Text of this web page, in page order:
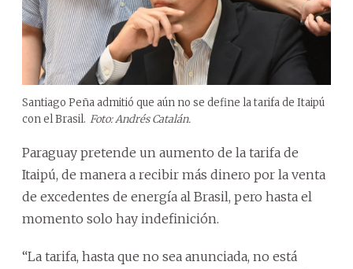
Santiago Peña admitió que aún no se define la tarifa de Itaipú
con el Brasil. Foto: Andrés Catalán.
Paraguay pretende un aumento de la tarifa de
Itaipú, de manera a recibir más dinero por la venta
de excedentes de energía al Brasil, pero hasta el
momento solo hay indefinición.
“La tarifa, hasta que no sea anunciada, no está